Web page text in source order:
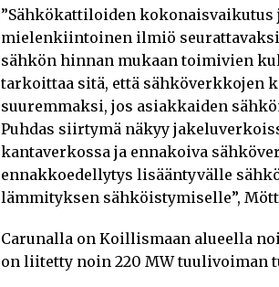
”Sähkökattiloiden
mielenkiintoinen ilmiö
sähkön hinnan mukaan toimivien
tarkoittaa sitä, että sähköverkkojen
suuremmaksi, jos asiakkaiden
Puhdas siirtymä näkyy
kantaverkossa ja ennakoiva
ennakkoedellytys lisääntyvälle
lämmityksen sähköistymiselle”,
Carunalla on Koillismaan alueella
on liitetty noin 220 MW tuulivoiman